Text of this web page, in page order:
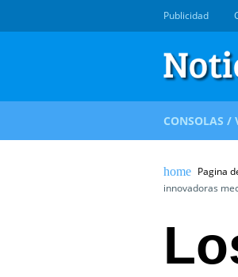
Publicidad
CONSOLAS /
Pagina
innovadoras